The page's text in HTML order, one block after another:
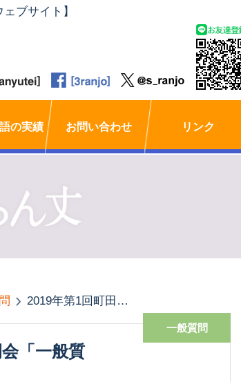
ブサイト】
の実績 お問い合わせ リンク
2019年第1回町田市議会 定例会「一般質問」
一般質問